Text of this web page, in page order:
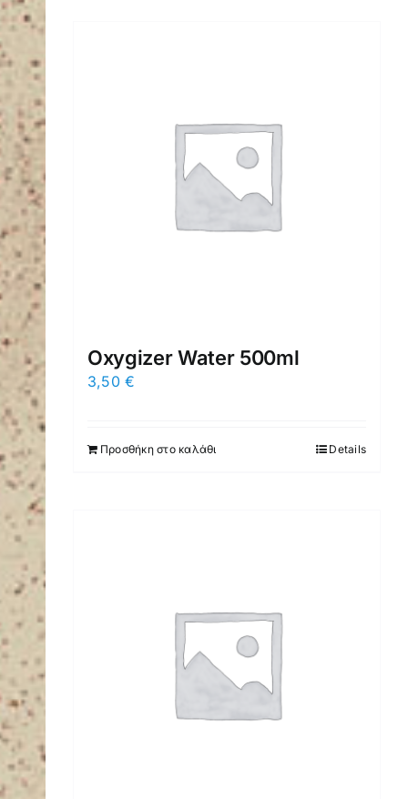
Oxygizer Water 500ml
3,50€
Προσθήκη στο καλάθι Details